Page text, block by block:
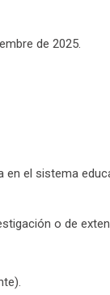
de 2025.
el sistema
o de